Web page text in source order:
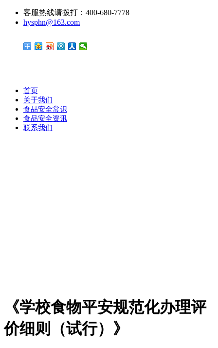
客服热线请拨打：400-680-7778
hysphn@163.com
首页
关于我们
食品安全常识
食品安全资讯
联系我们
《学校食物平安规范化办理评
价细则（试行）》